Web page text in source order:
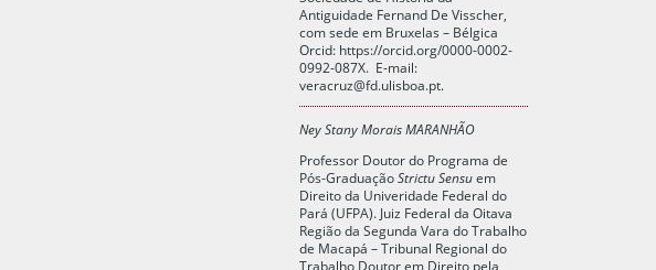
Antiguidade Fernand De Visscher,
com sede em Bruxelas – Bélgica
Orcid: https://orcid.org/0000-0002-
0992-087X. E-mail:
veracruz@fd.ulisboa.pt.
Ney Stany Morais MARANHÃO
Professor Doutor do Programa de
Pós-GraduaçãoStrictu Sensuem
Direito da Univeridade Federal do
Pará (UFPA). Juiz Federal da Oitava
Região da Segunda Vara do Trabalho
de Macapá – Tribunal Regional do
Trabalho Doutor em Direito pela